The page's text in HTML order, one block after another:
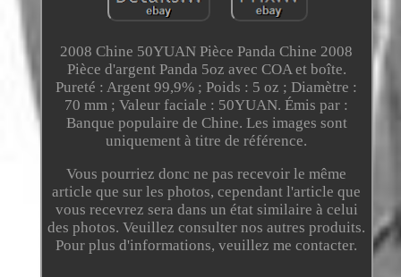
2008 Chine 50YUAN Pièce Panda Chine 2008
Pièce d'argent Panda 5oz avec COA et boîte.
Pureté : Argent 99,9% ; Poids : 5 oz ; Diamètre :
70 mm ; Valeur faciale : 50YUAN. Émis par :
Banque populaire de Chine. Les images sont
uniquement à titre de référence.
Vous pourriez donc ne pas recevoir le même
article que sur les photos, cependant l'article que
vous recevrez sera dans un état similaire à celui
des photos. Veuillez consulter nos autres produits.
Pour plus d'informations, veuillez me contacter.